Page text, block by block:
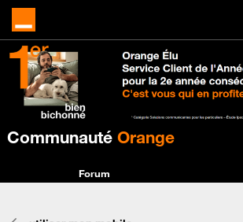
Communauté Orange
Forum